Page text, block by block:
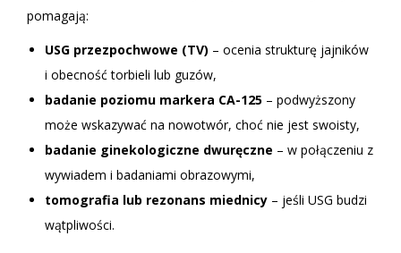
pomagają:
USG przezpochwowe (TV) – ocenia strukturę jajników
i obecność torbieli lub guzów,
badanie poziomu markera CA-125 – podwyższony
może wskazywać na nowotwór, choć nie jest swoisty,
badanie ginekologiczne dwuręczne – w połączeniu z
wywiadem i badaniami obrazowymi,
tomografia lub rezonans miednicy – jeśli USG budzi
wątpliwości.